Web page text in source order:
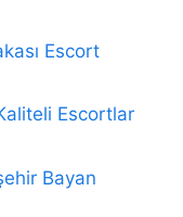
Escort
Escortlar
Bayan